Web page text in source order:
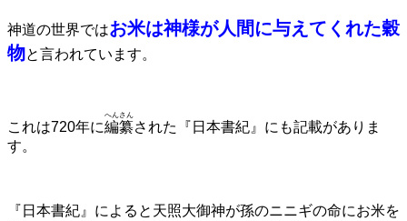
神道の世界ではお米は神様が人間に与えてくれた穀
物と言われています。
これは720年に編纂
へんさん
された『日本書紀』にも記載がありま
す。
『日本書紀』によると天照大御神が孫のニニギの命にお米を